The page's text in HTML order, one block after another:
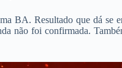
BA. Resultado que dá se
não foi confirmada.